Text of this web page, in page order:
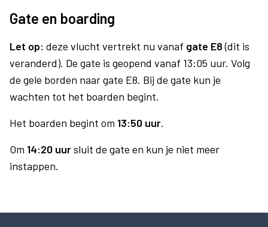
Gate en boarding
Let op: deze vlucht vertrekt nu vanaf gate E8(dit is
veranderd). De gate is geopend vanaf 13:05 uur. Volg
de gele borden naar gate E8. Bij de gate kun je
wachten tot het boarden begint.
Het boarden begint om 13:50 uur.
Om 14:20 uursluit de gate en kun je niet meer
instappen.